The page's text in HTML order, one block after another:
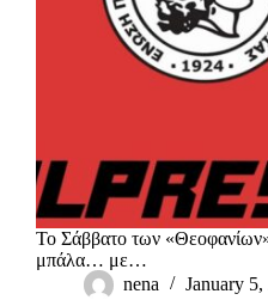
Το Σάββατο των
μπάλα… με…
nena
January